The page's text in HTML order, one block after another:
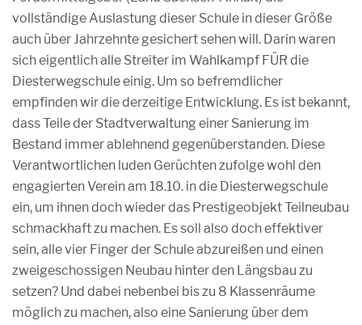
vollständige Auslastung dieser Schule in dieser Größe
auch über Jahrzehnte gesichert sehen will. Darin waren
sich eigentlich alle Streiter im Wahlkampf FÜR die
Diesterwegschule einig. Um so befremdlicher
empfinden wir die derzeitige Entwicklung. Es ist bekannt,
dass Teile der Stadtverwaltung einer Sanierung im
Bestand immer ablehnend gegenüberstanden. Diese
Verantwortlichen luden Gerüchten zufolge wohl den
engagierten Verein am 18.10. in die Diesterwegschule
ein, um ihnen doch wieder das Prestigeobjekt Teilneubau
schmackhaft zu machen. Es soll also doch effektiver
sein, alle vier Finger der Schule abzureißen und einen
zweigeschossigen Neubau hinter den Längsbau zu
setzen? Und dabei nebenbei bis zu 8 Klassenräume
möglich zu machen, also eine Sanierung über dem